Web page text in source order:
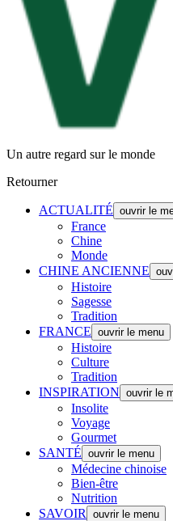
Un autre regard sur le monde
Retourner
ACTUALITÉ ouvrir le
France
Chine
Monde
CHINE ANCIENNE
Histoire
Sagesse
Tradition
FRANCE ouvrir le menu
Histoire
Culture
Tradition
INSPIRATION ouvrir le
Insolite
Voyage
Gourmet
SANTÉ ouvrir le menu
Médecine chinoise
Bien-être
Nutrition
SAVOIR
ouvrir le menu